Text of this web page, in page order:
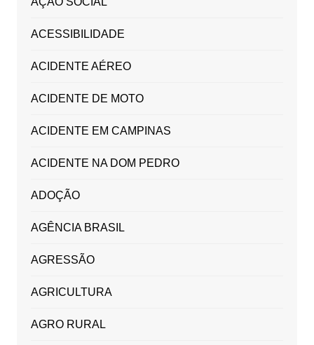
ACESSIBILIDADE
ACIDENTE AÉREO
ACIDENTE DE MOTO
ACIDENTE EM CAMPINAS
ACIDENTE NA DOM PEDRO
ADOÇÃO
AGÊNCIA BRASIL
AGRESSÃO
AGRICULTURA
AGRO RURAL